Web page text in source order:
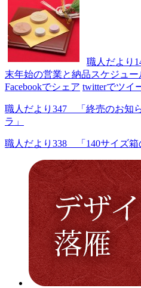
職人だより
末年始の営業と納品スケジュー
Facebookでシェア twitterでツイ
職人だより347 「終売のお知
ラ」
職人だより338 「140サイズ箱